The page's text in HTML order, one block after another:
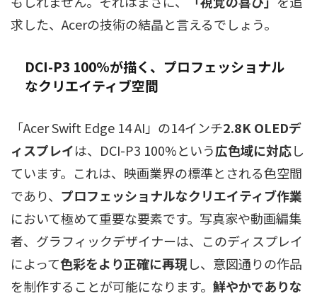
求した、Acerの技術の結晶と言えるでしょう。
DCI-P3 100%が描く、プロフェッショナル
なクリエイティブ空間
「Acer Swift Edge 14 AI」の14インチ2.8K OLEDデ
ィスプレイは、DCI-P3 100%という広色域に対応し
ています。これは、映画業界の標準とされる色空間
であり、 プロフェッショナルなクリエイティブ作業
において極めて重要な要素です。写真家や動画編集
者、グラフィックデザイナーは、このディスプレイ
によって色彩をより正確に再現し、意図通りの作品
を制作することが可能になります。 鮮やかでありな